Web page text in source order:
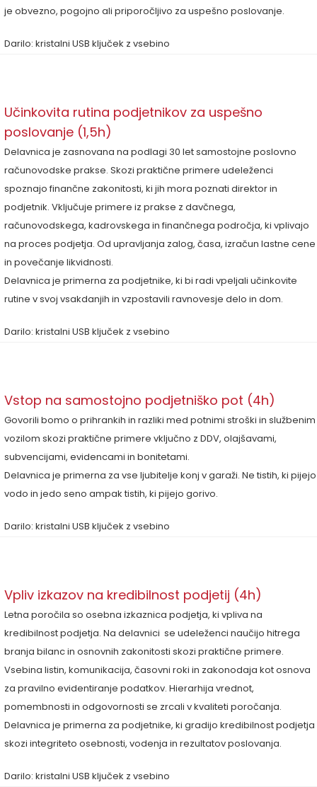
je obvezno, pogojno ali priporočljivo za uspešno poslovanje.
Darilo: kristalni USB ključek z vsebino
Učinkovita rutina podjetnikov za uspešno
poslovanje (1,5h)
Delavnica je zasnovana na podlagi 30 let samostojne poslovno
računovodske prakse. Skozi praktične primere udeleženci
spoznajo finančne zakonitosti, ki jih mora poznati direktor in
podjetnik. Vključuje primere iz prakse z davčnega,
računovodskega, kadrovskega in finančnega področja, ki vplivajo
na proces podjetja. Od upravljanja zalog, časa, izračun lastne cene
in povečanje likvidnosti.
Delavnica je primerna za podjetnike, ki bi radi vpeljali učinkovite
rutine v svoj vsakdanjih in vzpostavili ravnovesje delo in dom.
Darilo: kristalni USB ključek z vsebino
Vstop na samostojno podjetniško pot (4h)
Govorili bomo o prihrankih in razliki med potnimi stroški in službenim
vozilom skozi praktične primere vključno z DDV, olajšavami,
subvencijami, evidencami in bonitetami.
Delavnica je primerna za vse ljubitelje konj v garaži. Ne tistih, ki pijejo
vodo in jedo seno ampak tistih, ki pijejo gorivo.
Darilo: kristalni USB ključek z vsebino
Vpliv izkazov na kredibilnost podjetij (4h)
Letna poročila so osebna izkaznica podjetja, ki vpliva na
kredibilnost podjetja. Na delavnici se udeleženci naučijo hitrega
branja bilanc in osnovnih zakonitosti skozi praktične primere.
Vsebina listin, komunikacija, časovni roki in zakonodaja kot osnova
za pravilno evidentiranje podatkov. Hierarhija vrednot,
pomembnosti in odgovornosti se zrcali v kvaliteti poročanja.
Delavnica je primerna za podjetnike, ki gradijo kredibilnost podjetja
skozi integriteto osebnosti, vodenja in rezultatov poslovanja.
Darilo: kristalni USB ključek z vsebino